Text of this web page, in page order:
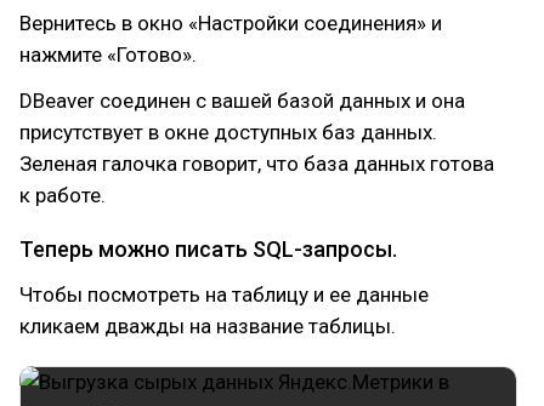
Вернитесь в окно «Настройки соединения» и
нажмите «Готово».
DBeaver соединен с вашей базой данных и она
присутствует в окне доступных баз данных.
Зеленая галочка говорит, что база данных готова
к работе.
Теперь можно писать SQL-запросы.
Чтобы посмотреть на таблицу и ее данные
кликаем дважды на название таблицы.